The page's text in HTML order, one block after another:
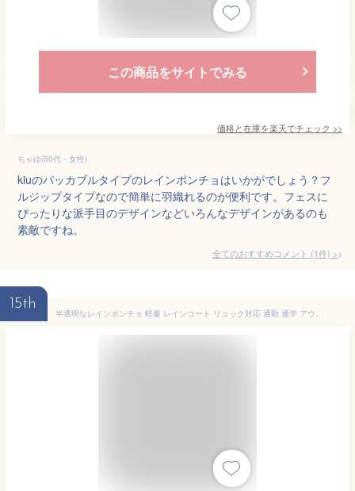
この商品をサイトでみる
価格と在庫を楽天でチェック >>
ちゃゆ(50代・女性)
kiuのパッカブルタイプのレインポンチョはいかがでしょう？フ
ルジップタイプなので簡単に羽織れるのが便利です。フェスに
ぴったりな派手目のデザインなどいろんなデザインがあるのも
素敵ですね。
全てのおすすめコメント (1件) >
15th
半透明なレインポンチョ 軽量 レインコート リュック対応 通勤 通学 アウトドア 等に